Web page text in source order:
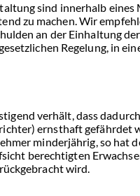
sind innerhalb eines
zu machen. Wir
an der Einhaltung
Regelung, in
verhält, dass
ernsthaft gefährdet
minderjährig, so hat
berechtigten
wird.